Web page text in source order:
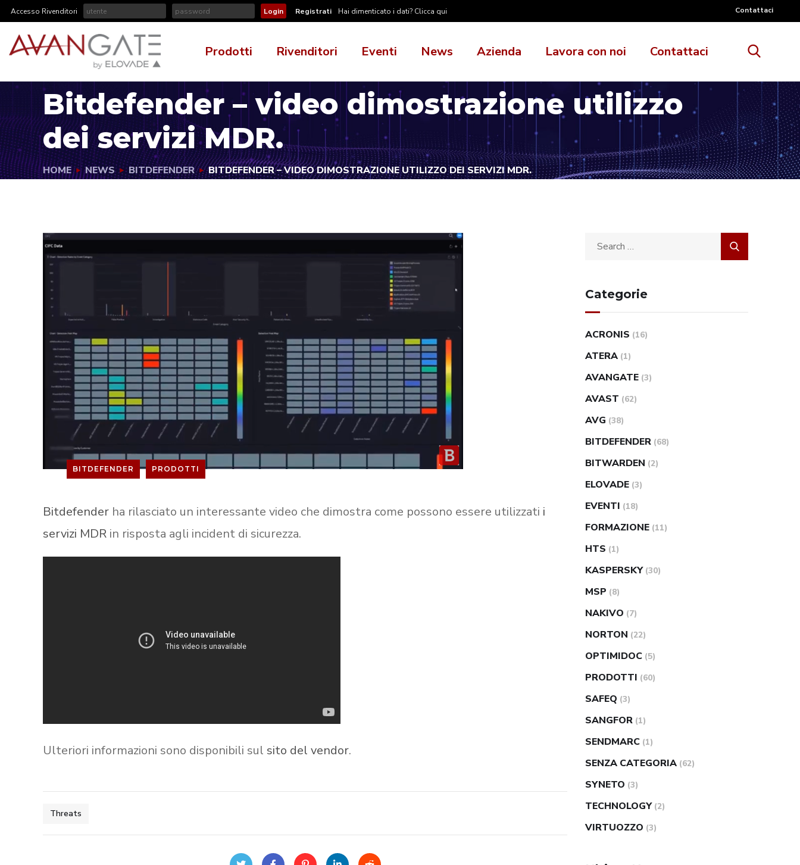
Accesso Rivenditori Registrati Hai dimenticato i dati? Clicca qui Contattaci
Prodotti Rivenditori Eventi News Azienda Lavora con noi Contattaci
Bitdefender – video dimostrazione utilizzo
dei servizi MDR.
HOME NEWS BITDEFENDER BITDEFENDER – VIDEO DIMOSTRAZIONE UTILIZZO DEI SERVIZI MDR.
BITDEFENDER PRODOTTI
Bitdefender ha rilasciato un interessante video che dimostra come possono essere utilizzati i
servizi MDR in risposta agli incident di sicurezza.
Ulteriori informazioni sono disponibili sul sito del vendor.
Threats
Categorie
ACRONIS (16)
ATERA (1)
AVANGATE (3)
AVAST (62)
AVG (38)
BITDEFENDER (68)
BITWARDEN (2)
ELOVADE (3)
EVENTI (18)
FORMAZIONE (11)
HTS (1)
KASPERSKY (30)
MSP (8)
NAKIVO (7)
NORTON (22)
OPTIMIDOC (5)
PRODOTTI (60)
SAFEQ (3)
SANGFOR (1)
SENDMARC (1)
SENZA CATEGORIA (62)
SYNETO (3)
TECHNOLOGY (2)
VIRTUOZZO (3)